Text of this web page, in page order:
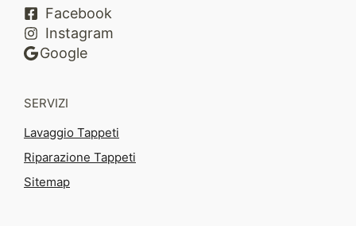
Facebook
Instagram
Google
SERVIZI
Lavaggio Tappeti
Riparazione Tappeti
Sitemap